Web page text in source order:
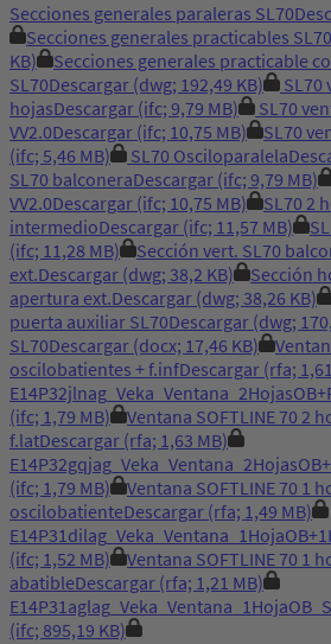
Secciones generales paraleras SL70
Secciones generales practicables SL70
KB)
Secciones generales practicable
SL70Descargar (dwg; 192,49 KB)
SL70
hojasDescargar (ifc; 9,79 MB)
SL70
VV2.0Descargar (ifc; 10,75 MB) SL70
(ifc; 5,46 MB)
SL70 Osciloparalela
SL70 balconeraDescargar (ifc; 9,79 MB)
VV2.0Descargar (ifc; 10,75 MB)
SL70 2
intermedioDescargar (ifc; 11,57 MB)
(ifc; 11,28 MB)
Sección vert. SL70
ext.Descargar (dwg; 38,2 KB)
Sección
apertura ext.Descargar (dwg; 38,26 KB)
puerta auxiliar SL70Descargar (dwg;
SL70Descargar (docx; 17,46 KB)
oscilobatientes + f.infDescargar (rfa;
(ifc; 1,79 MB)
Ventana SOFTLINE 70 2
f.latDescargar (rfa; 1,63 MB)
(ifc; 1,79 MB)
Ventana SOFTLINE 70 1
oscilobatienteDescargar (rfa; 1,49 MB)
(ifc; 1,52 MB)
Ventana SOFTLINE 70 1
abatibleDescargar (rfa; 1,21 MB)
(ifc; 895,19 KB)